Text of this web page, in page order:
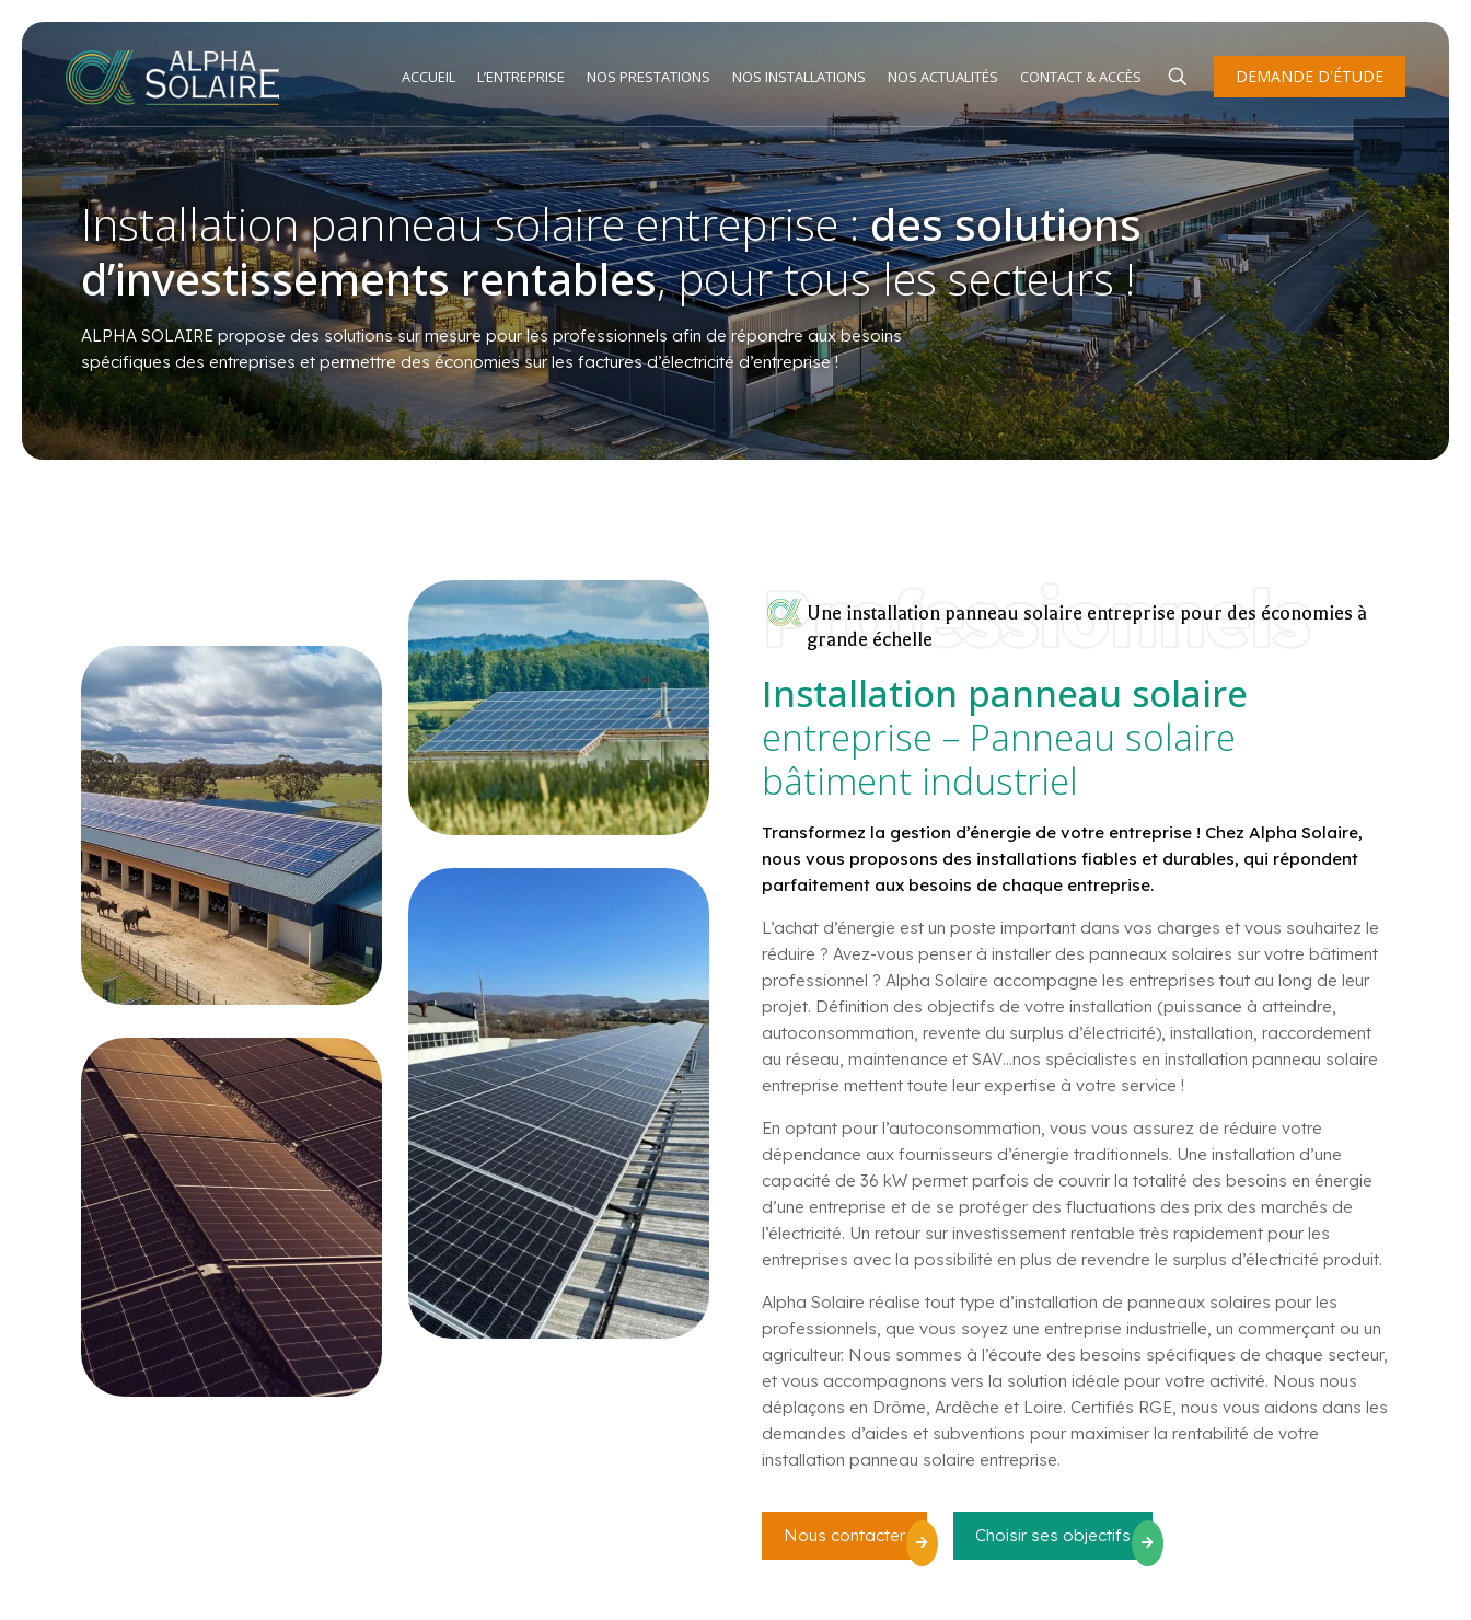
ACCUEIL L’ENTREPRISE NOS PRESTATIONS NOS INSTALLATIONS NOS ACTUALITÉS CONTACT & ACCÈS DEMANDE D'ÉTUDE
Installation panneau solaire entreprise :des solutions
d’investissements rentables, pour tous les secteurs !
ALPHA SOLAIRE propose des solutions sur mesure pour les professionnels afin de répondre aux besoins
spécifiques des entreprises et permettre des économies sur les factures d’électricité d’entreprise !
Une installation panneau solaire entreprise pour des économies à
grande échelle
Professionnels
Installation panneau solaire
entreprise – Panneau solaire
bâtiment industriel
Transformez la gestion d’énergie de votre entreprise ! Chez Alpha Solaire,
nous vous proposons des installations fiables et durables, qui répondent
parfaitement aux besoins de chaque entreprise.
L’achat d’énergie est un poste important dans vos charges et vous souhaitez le
réduire ? Avez-vous penser à installer des panneaux solaires sur votre bâtiment
professionnel ? Alpha Solaire accompagne les entreprises tout au long de leur
projet. Définition des objectifs de votre installation (puissance à atteindre,
autoconsommation, revente du surplus d’électricité), installation, raccordement
au réseau, maintenance et SAV…nos spécialistes en installation panneau solaire
entreprise mettent toute leur expertise à votre service !
En optant pour l’autoconsommation, vous vous assurez de réduire votre
dépendance aux fournisseurs d’énergie traditionnels. Une installation d’une
capacité de 36 kW permet parfois de couvrir la totalité des besoins en énergie
d’une entreprise et de se protéger des fluctuations des prix des marchés de
l’électricité. Un retour sur investissement rentable très rapidement pour les
entreprises avec la possibilité en plus de revendre le surplus d’électricité produit.
Alpha Solaire réalise tout type d’installation de panneaux solaires pour les
professionnels, que vous soyez une entreprise industrielle, un commerçant ou un
agriculteur. Nous sommes à l’écoute des besoins spécifiques de chaque secteur,
et vous accompagnons vers la solution idéale pour votre activité. Nous nous
déplaçons en Drôme, Ardèche et Loire. Certifiés RGE, nous vous aidons dans les
demandes d’aides et subventions pour maximiser la rentabilité de votre
installation panneau solaire entreprise.
Nous contacter Choisir ses objectifs